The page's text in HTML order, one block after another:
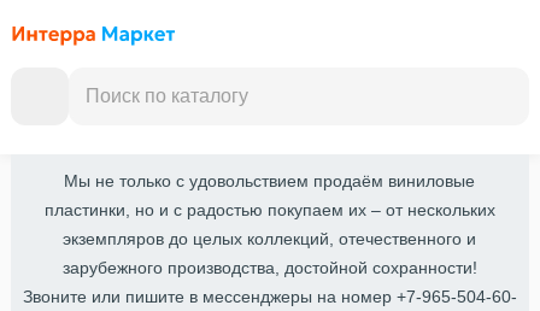
Мы не только с удовольствием продаём виниловые
пластинки, но и с радостью покупаем их – от нескольких
экземпляров до целых коллекций, отечественного и
зарубежного производства, достойной сохранности!
Звоните или пишите в мессенджеры на номер +7-965-504-60-